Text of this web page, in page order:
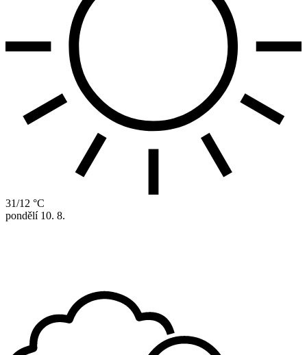
31/12 °C
pondělí 10. 8.